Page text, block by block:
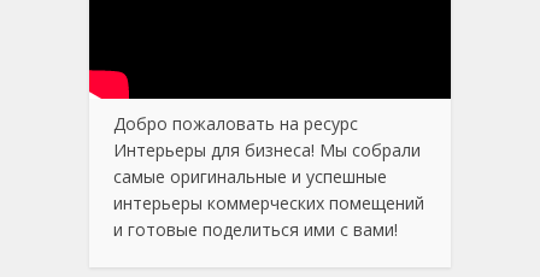
Добро пожаловать на ресурс
Интерьеры для бизнеса! Мы собрали
самые оригинальные и успешные
интерьеры коммерческих помещений
и готовые поделиться ими с вами!